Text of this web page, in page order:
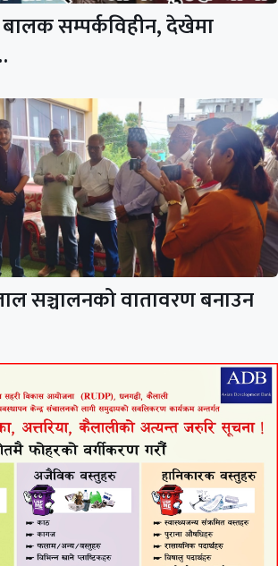
बालक सम्पर्कविहीन, देखेमा
सञ्चालनको वातावरण बनाउन